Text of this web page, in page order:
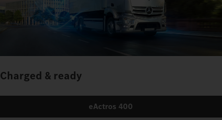
Charged & ready
eActros 400